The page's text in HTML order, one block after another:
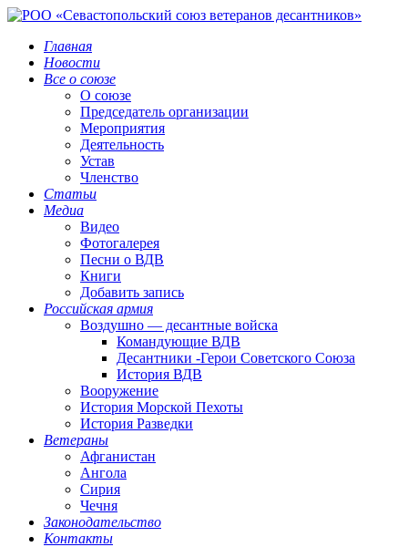
Главная
Новости
Все о союзе
О союзе
Председатель организации
Мероприятия
Деятельность
Устав
Членство
Статьи
Медиа
Видео
Фотогалерея
Песни о ВДВ
Книги
Добавить запись
Российская армия
Воздушно — десантные войска
Командующие ВДВ
Десантники -Герои Советского Союза
История ВДВ
Вооружение
История Морской Пехоты
История Разведки
Ветераны
Афганистан
Ангола
Сирия
Чечня
Законодательство
Контакты